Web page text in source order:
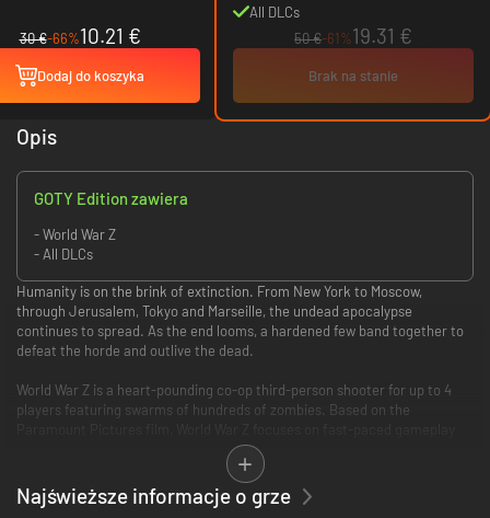
30 €-66%10.21 €
Dodaj do koszyka
All DLCs
50 €-61%19.31 €
Brak na stanie
Opis
GOTY Edition zawiera
- World War Z
- All DLCs
Humanity is on the brink of extinction. From New York to Moscow,
through Jerusalem, Tokyo and Marseille, the undead apocalypse
continues to spread. As the end looms, a hardened few band together to
defeat the horde and outlive the dead.
World War Z is a heart-pounding co-op third-person shooter for up to 4
players featuring swarms of hundreds of zombies. Based on the
while exploring new storylines from around the world.
This GOTY Edition contains the multi-million seller game World War Z, its
Season Pass and all paid and free DLCs released:
Najświeższe informacje o grze